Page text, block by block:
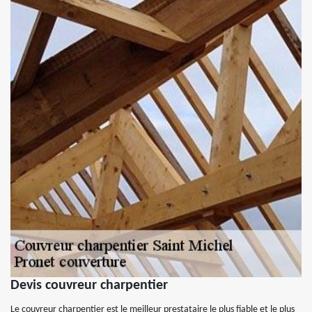
Devis couvreur charpentier
Le couvreur charpentier est le meilleur prestataire le plus fiable et le plus